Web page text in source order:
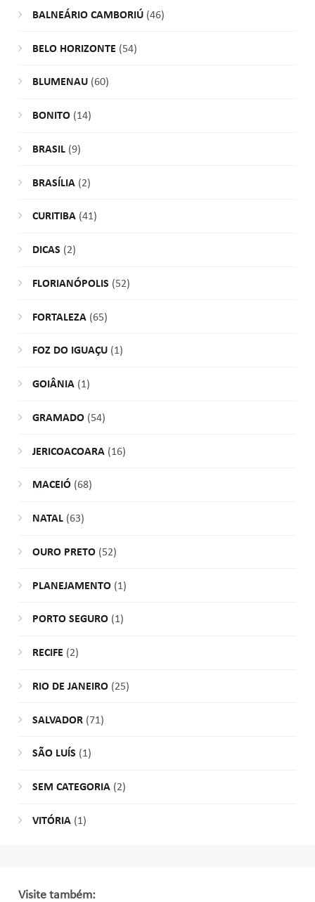
BALNEÁRIO CAMBORIÚ(46)
BELO HORIZONTE (54)
BLUMENAU(60)
BONITO(14)
BRASIL(9)
BRASÍLIA(2)
CURITIBA(41)
DICAS (2)
FLORIANÓPOLIS (52)
FORTALEZA(65)
FOZ DO IGUAÇU(1)
GOIÂNIA(1)
GRAMADO(54)
JERICOACOARA(16)
MACEIÓ(68)
NATAL(63)
OURO PRETO(52)
PLANEJAMENTO(1)
PORTO SEGURO(1)
RECIFE (2)
RIO DE JANEIRO(25)
SALVADOR(71)
SÃO LUÍS (1)
SEM CATEGORIA(2)
VITÓRIA(1)
Visite também: